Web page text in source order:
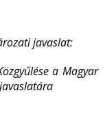
javaslat:
a Magyar